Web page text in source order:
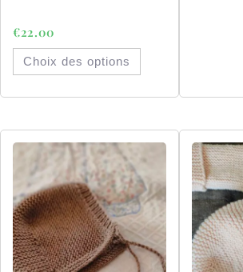
€22.00
Choix des options